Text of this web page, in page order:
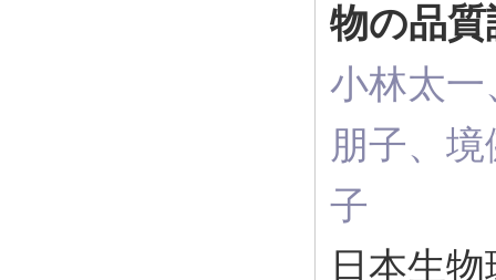
物の品質
小林太
朋子、
子
日本生